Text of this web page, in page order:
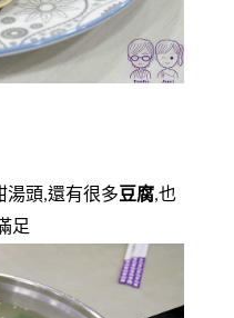
湯頭,還有很多豆腐,也
足